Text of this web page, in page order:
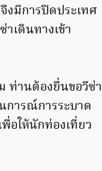
งมีการปิดประเทศ
เดินทางเข้า
ท่านต้องยื่นขอวีซ่า
การณ์การระบาด
อให้นักท่องเที่ยว